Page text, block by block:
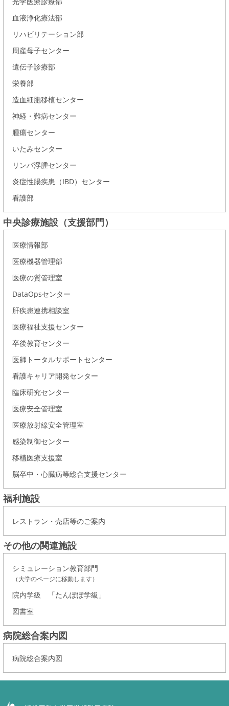
血液浄化療法部
リハビリテーション部
周産母子センター
遺伝子診療部
栄養部
造血細胞移植センター
神経・難病センター
腫瘍センター
いたみセンター
リンパ浮腫センター
炎症性腸疾患（IBD）センター
看護部
中央診療施設（支援部門）
医療情報部
医療機器管理部
医療の質管理室
DataOpsセンター
肝疾患連携相談室
医療福祉支援センター
卒後教育センター
医師トータルサポートセンター
看護キャリア開発センター
臨床研究センター
医療安全管理室
医療放射線安全管理室
感染制御センター
移植医療支援室
脳卒中・心臓病等総合支援センター
福利施設
レストラン・売店等のご案内
その他の関連施設
シミュレーション教育部門
（大学のページに移動します）
院内学級 「たんぽぽ学級」
図書室
病院総合案内図
病院総合案内図